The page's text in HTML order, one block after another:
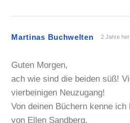
Martinas Buchwelten 2 Jahre her
Guten Morgen,
ach wie sind die beiden süß!
vierbeinigen Neuzugang!
Von deinen Büchern kenne ich
von Ellen Sandberg,